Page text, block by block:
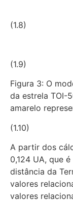
(1.8)
(1.9)
Figura 3: O
da estrela TOI-
amarelo
(1.10)
A partir dos
0,124 UA, que
distância da
valores
valores